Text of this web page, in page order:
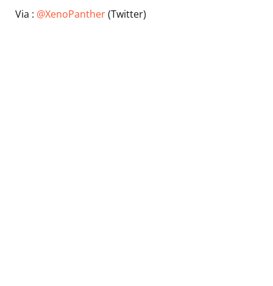
Via : @XenoPanther(Twitter)